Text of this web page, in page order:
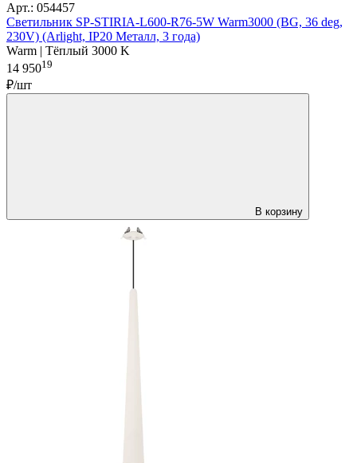
Арт.: 054457
Светильник SP-STIRIA-L600-R76-5W Warm3000 (BG, 36 deg,
230V) (Arlight, IP20 Металл, 3 года)
Warm | Тёплый 3000 K
14 95019
₽/шт
В корзину